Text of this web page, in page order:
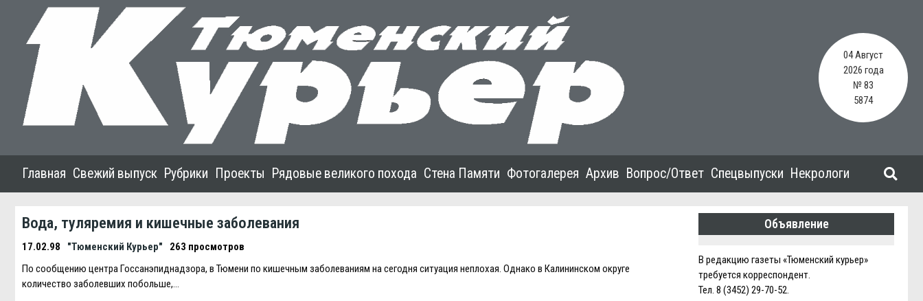
04 Август
2026 года
№ 83
5874
Главная Свежий выпуск Рубрики Проекты Рядовые великого похода Стена Памяти Фотогалерея Архив Вопрос/Ответ Спецвыпуски Некрологи
Вода, туляремия и кишечные заболевания
17.02.98 "Тюменский Курьер"
263 просмотров
По сообщению центра Госсанэпиднадзора, в Тюмени по кишечным заболеваниям на сегодня ситуация неплохая. Однако в Калининском округе
количество заболевших побольше,…
Объявление
В редакцию газеты «Тюменский курьер»
требуется корреспондент.
Тел. 8 (3452) 29-70-52.